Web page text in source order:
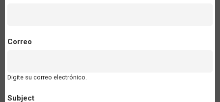
Correo
Digite su correo electrónico.
Subject